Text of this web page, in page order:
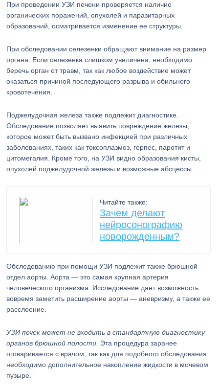
При проведении УЗИ печени проверяется наличие
органических поражений, опухолей и паразитарных
образований, осматривается изменение ее структуры.
При обследовании селезенки обращают внимание на размер
органа. Если селезенка слишком увеличена, необходимо
беречь орган от травм, так как любое воздействие может
оказаться причиной последующего разрыва и обильного
кровотечения.
Поджелудочная железа также подлежит диагностике.
Обследование позволяет выявить повреждение железы,
которое может быть вызвано инфекцией при различных
заболеваниях, таких как токсоплазмоз, герпес, паротит и
цитомегалия. Кроме того, на УЗИ видно образования кисты,
опухолей поджелудочной железы и возможные абсцессы.
Читайте также:
Зачем делают
нейросонографию
новорожденным?
Обследованию при помощи УЗИ подлежит также брюшной
отдел аорты. Аорта — это самая крупная артерия
человеческого организма. Исследование дает возможность
вовремя заметить расширение аорты — аневризму, а также ее
расслоение.
УЗИ почек может не входить в стандартную диагностику
органов брюшной полости. Эта процедура заранее
оговаривается с врачом, так как для подобного обследования
необходимо дополнительное накопление жидкости в мочевом
пузыре.